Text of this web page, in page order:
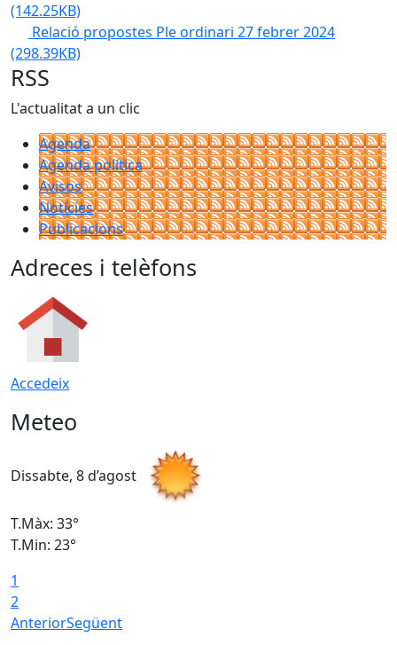
(142.25KB)
Relació propostes Ple ordinari 27 febrer 2024
(298.39KB)
RSS
L'actualitat a un clic
Agenda
Agenda política
Avisos
Notícies
Publicacions
Adreces i telèfons
Accedeix
Meteo
Dissabte, 8 d’agost
T.Màx: 33°
T.Min: 23°
1
2
AnteriorSegüent